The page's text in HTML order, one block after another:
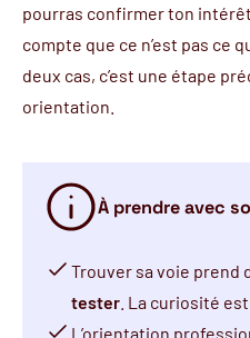
pourras confirmer ton
compte que ce n’est pas ce
deux cas, c’est une étape
orientation.
À prendre avec
Trouver sa voie prend
tester . La curiosité
L’orientation